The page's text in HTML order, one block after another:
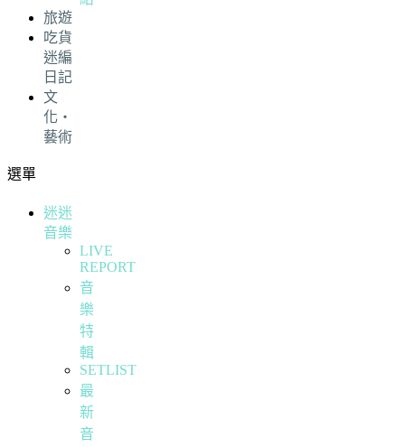
旅遊
吃貨
迷編
日記
文
化・
藝術
選單
迷迷
音樂
LIVE
REPORT
音
樂
特
輯
SETLIST
最
新
音